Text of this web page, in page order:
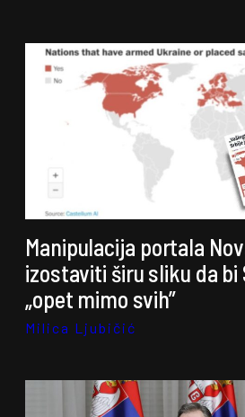
Manipulacija portala
izostaviti širu sliku da bi
„opet mimo svih”
Milica Ljubičić